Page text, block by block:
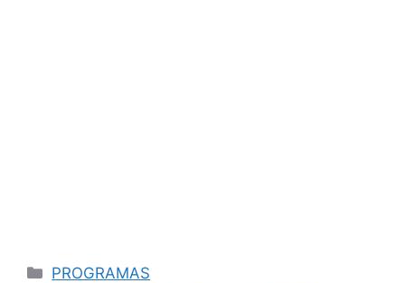
Categorías
PROGRAMAS